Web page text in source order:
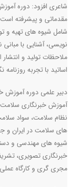
شاعری افزود: دوره
مقدماتی و پیشرفته
شامل شیوه های تهیه و
نویسی، آشنایی با
ملاحظات تولید و
اساتید با تجربه
دبیر علمی دوره آموزش
آموزش خبرنگاری
نظام سلامت، سواد
های سلامت در ایران و
شیوه های مهندسی و
خبرنگاری تصویری،
مجری گری و کارگاه